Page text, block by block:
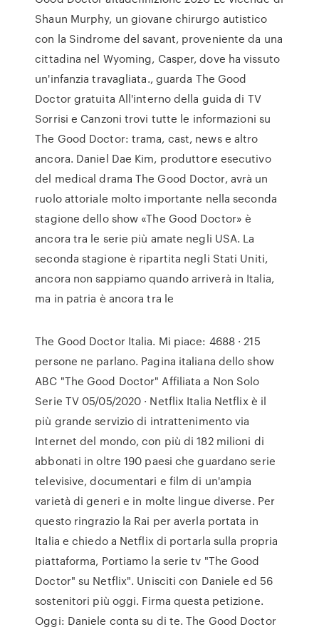
Shaun Murphy, un giovane chirurgo autistico
con la Sindrome del savant, proveniente da una
cittadina nel Wyoming, Casper, dove ha vissuto
un'infanzia travagliata., guarda The Good
Doctor gratuita All'interno della guida di TV
Sorrisi e Canzoni trovi tutte le informazioni su
The Good Doctor: trama, cast, news e altro
ancora. Daniel Dae Kim, produttore esecutivo
del medical drama The Good Doctor, avrà un
ruolo attoriale molto importante nella seconda
stagione dello show «The Good Doctor» è
ancora tra le serie più amate negli USA. La
seconda stagione è ripartita negli Stati Uniti,
ancora non sappiamo quando arriverà in Italia,
ma in patria è ancora tra le
The Good Doctor Italia. Mi piace: 4688 · 215
persone ne parlano. Pagina italiana dello show
ABC "The Good Doctor" Affiliata a Non Solo
Serie TV 05/05/2020 · Netflix Italia Netflix è il
più grande servizio di intrattenimento via
Internet del mondo, con più di 182 milioni di
abbonati in oltre 190 paesi che guardano serie
televisive, documentari e film di un'ampia
varietà di generi e in molte lingue diverse. Per
questo ringrazio la Rai per averla portata in
Italia e chiedo a Netflix di portarla sulla propria
piattaforma, Portiamo la serie tv "The Good
Doctor" su Netflix". Unisciti con Daniele ed 56
sostenitori più oggi. Firma questa petizione.
Oggi: Daniele conta su di te. The Good Doctor